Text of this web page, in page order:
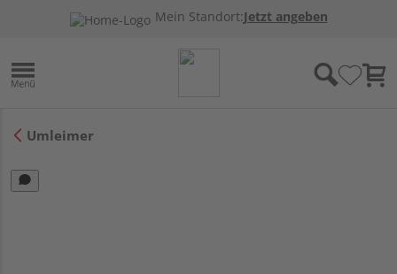
Mein Standort:Jetzt angeben
Umleimer